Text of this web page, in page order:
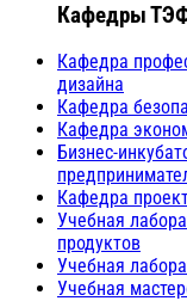
Кафедры
Кафедра
дизайна
Кафедра
Кафедра
Бизнес-
Кафедра
Учебная
продуктов
Учебная
Учебная